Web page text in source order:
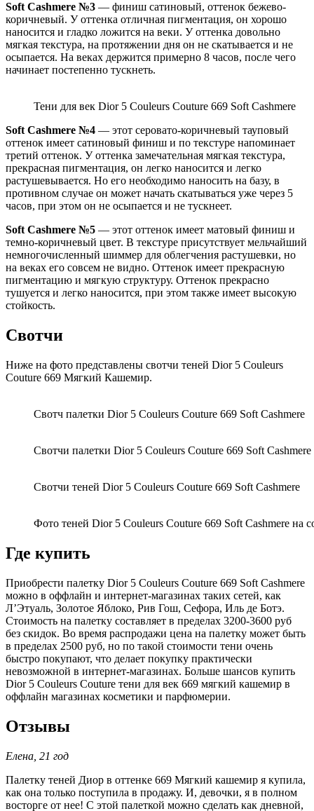
Soft Cashmere №3 — финиш сатиновый, оттенок бежево-
коричневый. У оттенка отличная пигментация, он хорошо
наносится и гладко ложится на веки. У оттенка довольно
мягкая текстура, на протяжении дня он не скатывается и не
осыпается. На веках держится примерно 8 часов, после чего
начинает постепенно тускнеть.
Тени для век Dior 5 Couleurs Couture 669 Soft Cashmere
Soft Cashmere №4 — этот серовато-коричневый тауповый
оттенок имеет сатиновый финиш и по текстуре напоминает
третий оттенок. У оттенка замечательная мягкая текстура,
прекрасная пигментация, он легко наносится и легко
растушевывается. Но его необходимо наносить на базу, в
противном случае он может начать скатываться уже через 5
часов, при этом он не осыпается и не тускнеет.
Soft Cashmere №5 — этот оттенок имеет матовый финиш и
темно-коричневый цвет. В текстуре присутствует мельчайший
немногочисленный шиммер для облегчения растушевки, но
на веках его совсем не видно. Оттенок имеет прекрасную
пигментацию и мягкую структуру. Оттенок прекрасно
тушуется и легко наносится, при этом также имеет высокую
стойкость.
Свотчи
Ниже на фото представлены свотчи теней Dior 5 Couleurs
Couture 669 Мягкий Кашемир.
Свотч палетки Dior 5 Couleurs Couture 669 Soft Cashmere
Свотчи палетки Dior 5 Couleurs Couture 669 Soft Cashmere
Свотчи теней Dior 5 Couleurs Couture 669 Soft Cashmere
Фото теней Dior 5 Couleurs Couture 669 Soft Cashmere на
Где купить
Приобрести палетку Dior 5 Couleurs Couture 669 Soft Cashmere
можно в оффлайн и интернет-магазинах таких сетей, как
Л’Этуаль, Золотое Яблоко, Рив Гош, Сефора, Иль де Ботэ.
Стоимость на палетку составляет в пределах 3200-3600 руб
без скидок. Во время распродажи цена на палетку может быть
в пределах 2500 руб, но по такой стоимости тени очень
быстро покупают, что делает покупку практически
невозможной в интернет-магазинах. Больше шансов купить
Dior 5 Couleurs Couture тени для век 669 мягкий кашемир в
оффлайн магазинах косметики и парфюмерии.
Отзывы
Елена, 21 год
Палетку теней Диор в оттенке 669 Мягкий кашемир я купила,
как она только поступила в продажу. И, девочки, я в полном
восторге от нее! С этой палеткой можно сделать как дневной,